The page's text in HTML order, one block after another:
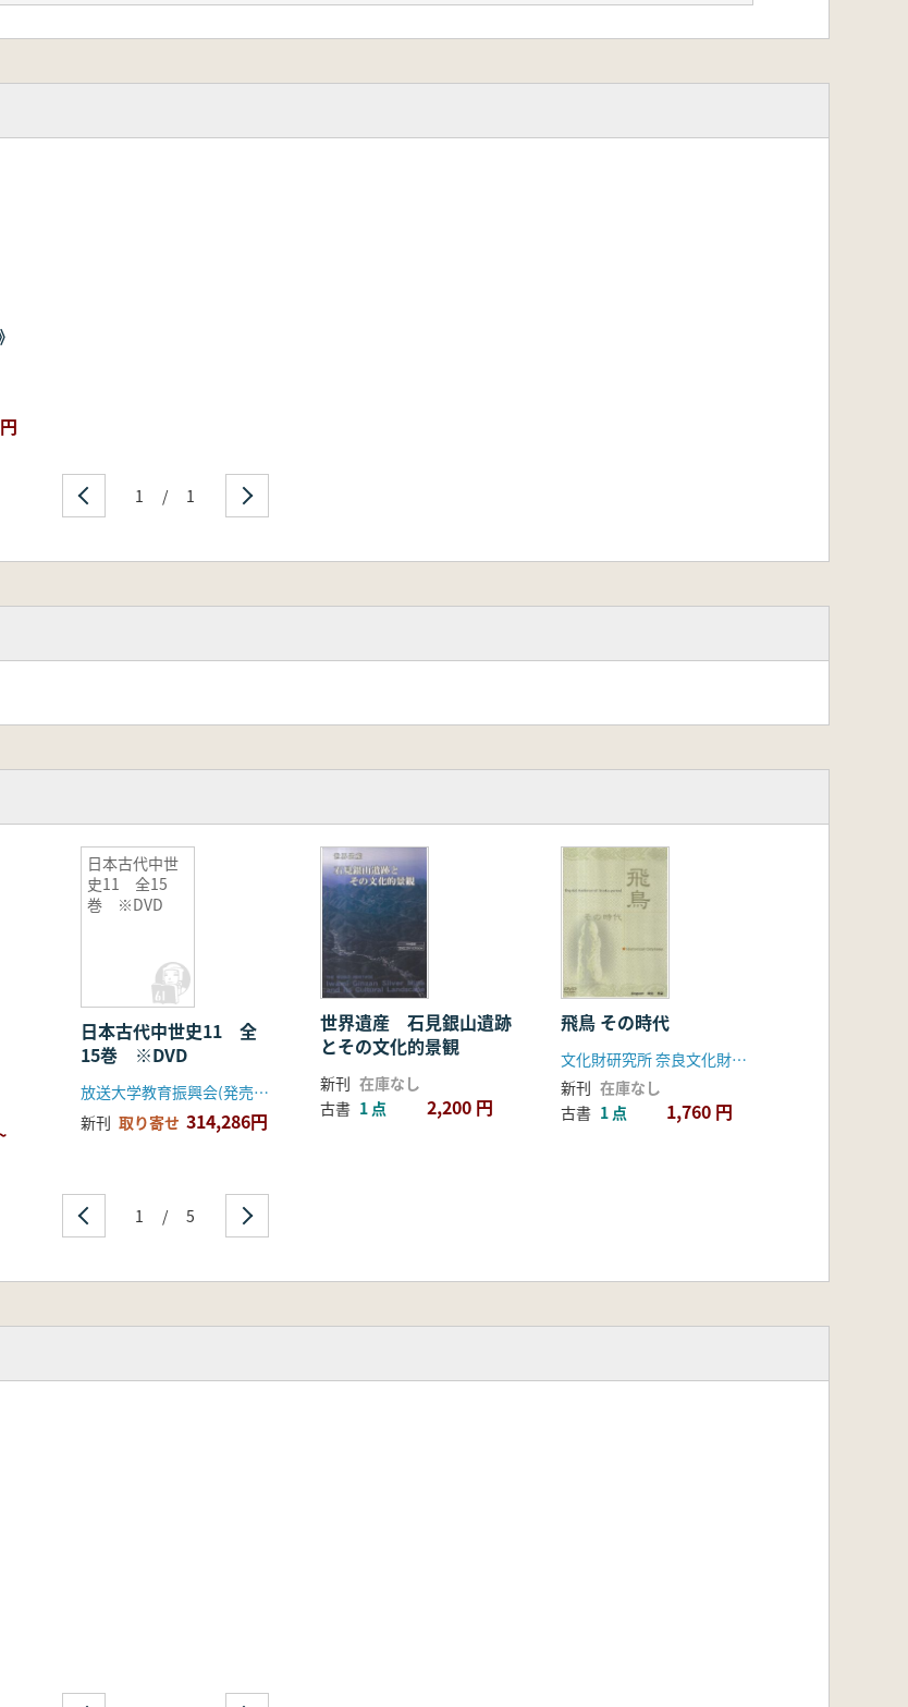
。
授 加藤国安
1 / 1
日本古代中世
史11 全15
巻 ※DVD
日本古代中世史11 全
15巻 ※DVD
放送大学教育振興会(発売元丸善)
新刊 取り寄せ 314,286円
世界遺産 石見銀山遺跡
とその文化的景観
新刊 在庫なし
古書 1 点 2,200 円
飛鳥 その時代
文化財研究所 奈良文化財研究所 飛鳥資料館
新刊 在庫なし
古書 1 点 1,760 円
1 / 5